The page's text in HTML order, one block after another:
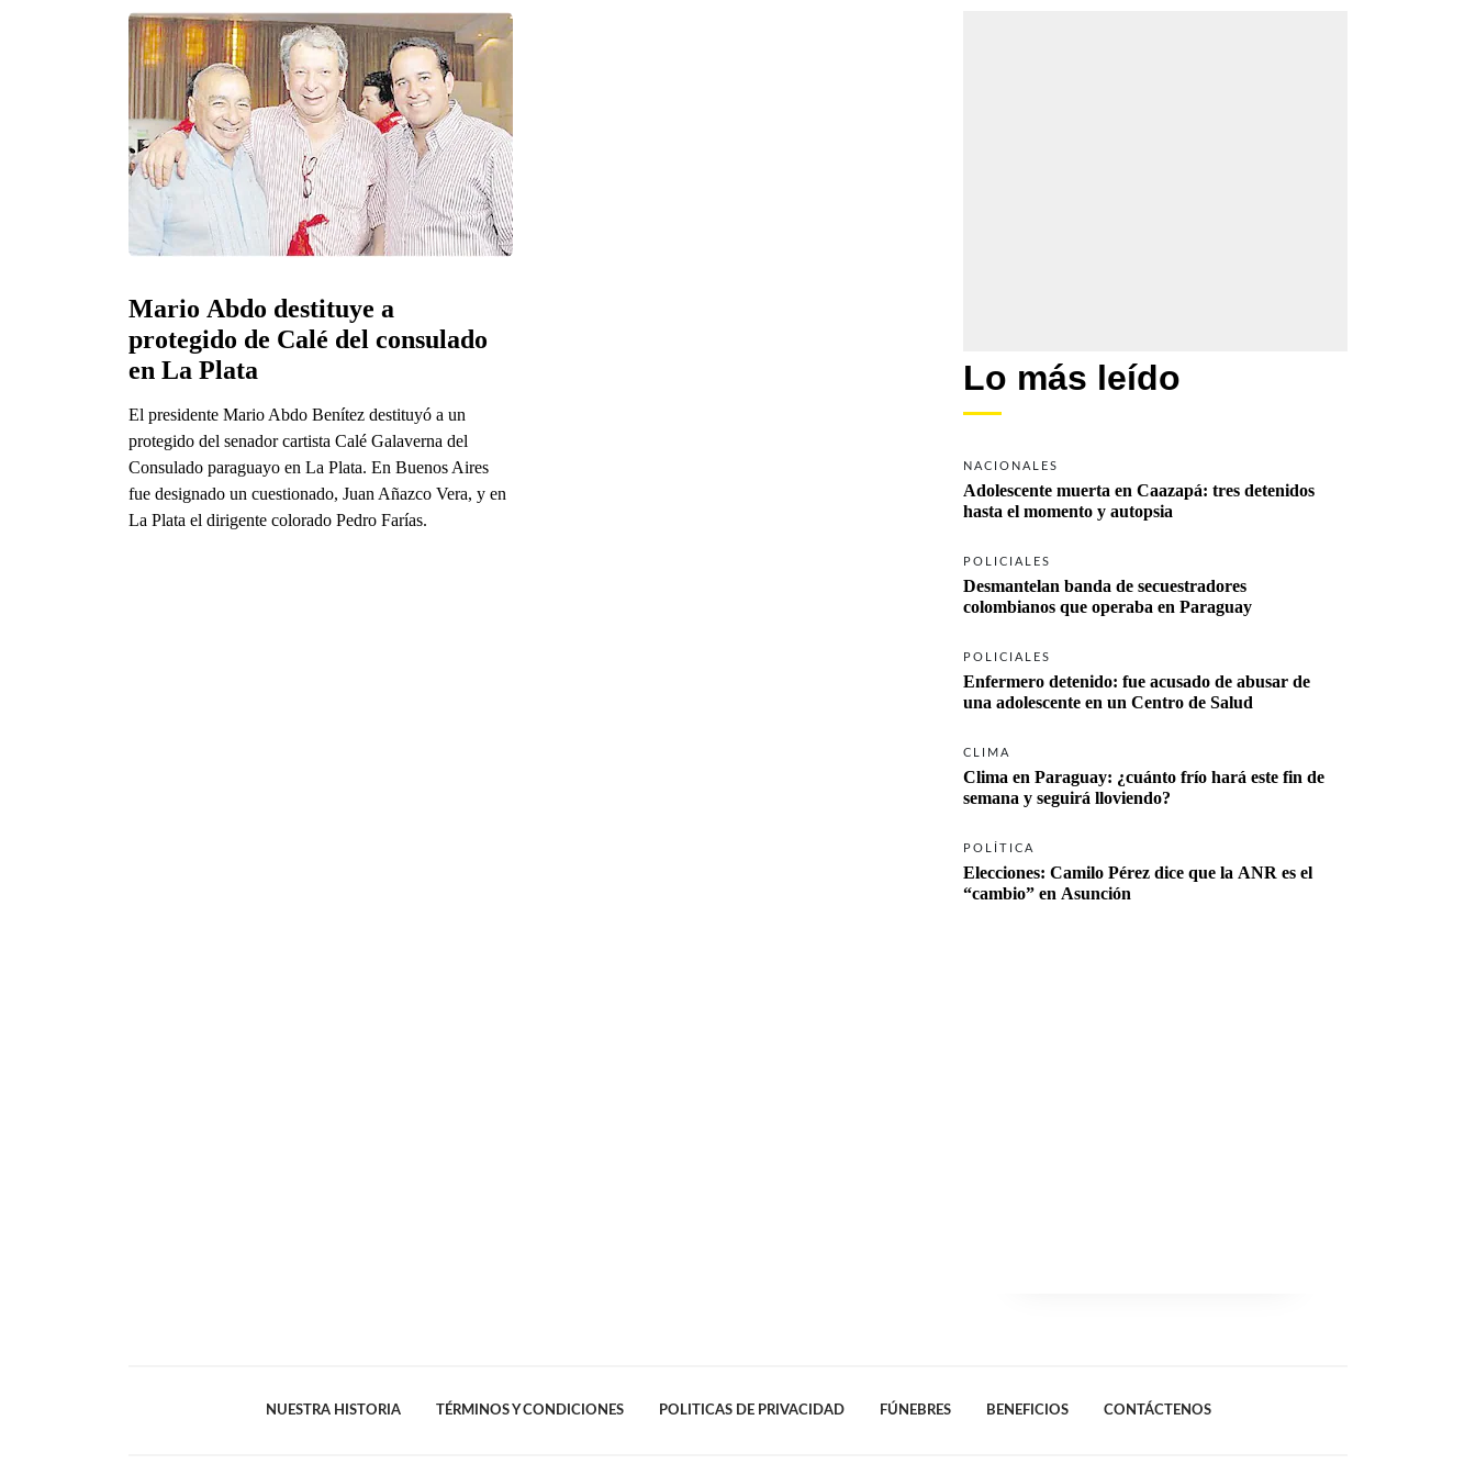
Mario Abdo destituye a
protegido de Calé del consulado
en La Plata
El presidente Mario Abdo Benítez destituyó a un
protegido del senador cartista Calé Galaverna del
Consulado paraguayo en La Plata. En Buenos Aires
fue designado un cuestionado, Juan Añazco Vera, y en
La Plata el dirigente colorado Pedro Farías.
Lo más leído
NACIONALES
Adolescente muerta en Caazapá: tres detenidos
hasta el momento y autopsia
POLICIALES
Desmantelan banda de secuestradores
colombianos que operaba en Paraguay
POLICIALES
Enfermero detenido: fue acusado de abusar de
una adolescente en un Centro de Salud
CLIMA
Clima en Paraguay: ¿cuánto frío hará este fin de
semana y seguirá lloviendo?
POLÍTICA
Elecciones: Camilo Pérez dice que la ANR es el
NUESTRA HISTORIA TÉRMINOS Y CONDICIONES POLITICAS DE PRIVACIDAD FÚNEBRES BENEFICIOS CONTÁCTENOS